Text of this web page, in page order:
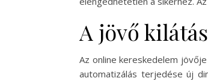
A jövő
Az online kereskedelem
automatizálás terjedése új